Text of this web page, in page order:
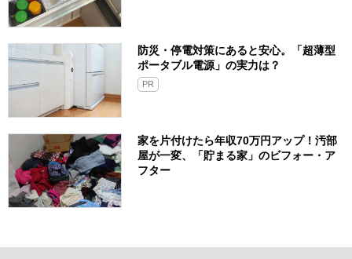
防災・停電対策にあると安心。「超薄型
ポータブル電源」の実力は？​
PR
家を片付けたら年収70万円アップ！汚部
屋が一変、「貯まる家」のビフォー・ア
フター